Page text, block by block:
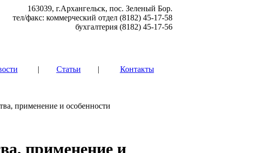
163039, г.Архангельск, пос. Зеленый Бор.
тел/факс: коммерческий отдел (8182) 45-17-58
бухгалтерия (8182) 45-17-56
| Статьи | Контакты
применение и особенности
применение и